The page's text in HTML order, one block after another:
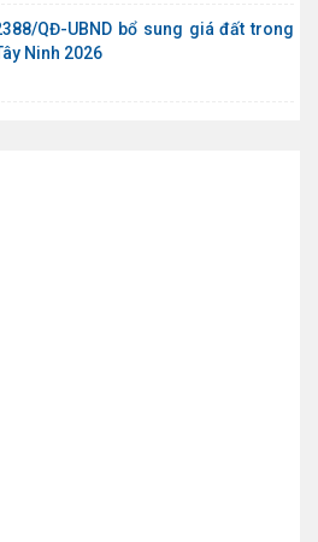
QĐ-UBND bổ sung giá đất trong
Ninh 2026